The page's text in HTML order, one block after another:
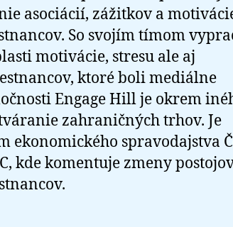
asociácií, zážitkov a
So svojím tímom
motivácie, stresu ale aj
ktoré boli mediálne
Engage Hill je okrem
zahraničných trhov. Je
ekonomického spravodajstva
kde komentuje zmeny